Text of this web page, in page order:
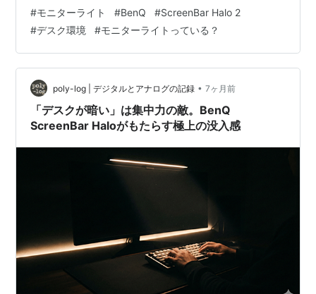
「電気さえついていればOK」派でしたが、海外出張先で
目にした、国際基準に準拠したプロのオフィス照明環境
を体験してから、考え方が根本的に変わりました。本記
事では、ITマネージャーとしての視点から、BenQの最新
モニターライト「ScreenBar Halo 2」の機能と設計思想
を徹底的に分析し…
#モニターライト #BenQ #ScreenBar Halo 2
#デスク環境 #モニターライトっている？
poly-log | デジタルとアナログの記録 • 7ヶ月前
「デスクが暗い」は集中力の敵。BenQ
ScreenBar Haloがもたらす極上の没入感